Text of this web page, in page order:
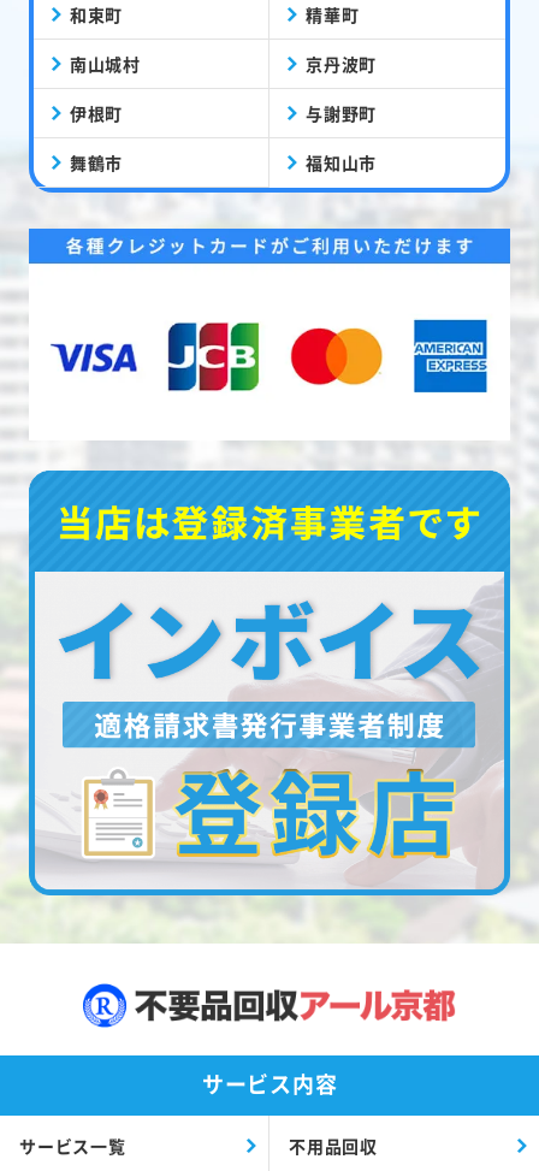
和束町 精華町
南山城村 京丹波町
伊根町 与謝野町
舞鶴市 福知山市
サービス内容
サービス一覧 不用品回収